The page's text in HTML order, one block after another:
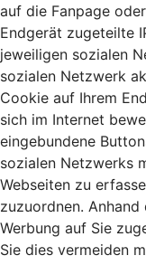
auf die Fanpage
Endgerät zugeteilte
jeweiligen sozialen
sozialen Netzwerk
Cookie auf Ihrem
sich im Internet
eingebundene
sozialen Netzwerks
Webseiten zu
zuzuordnen.
Werbung auf Sie
Sie dies vermeiden